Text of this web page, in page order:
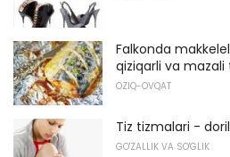
Falkonda
qiziqarli va mazali
OZIQ-OVQAT
Tiz tizmalari -
GO'ZALLIK VA SO'GLIK